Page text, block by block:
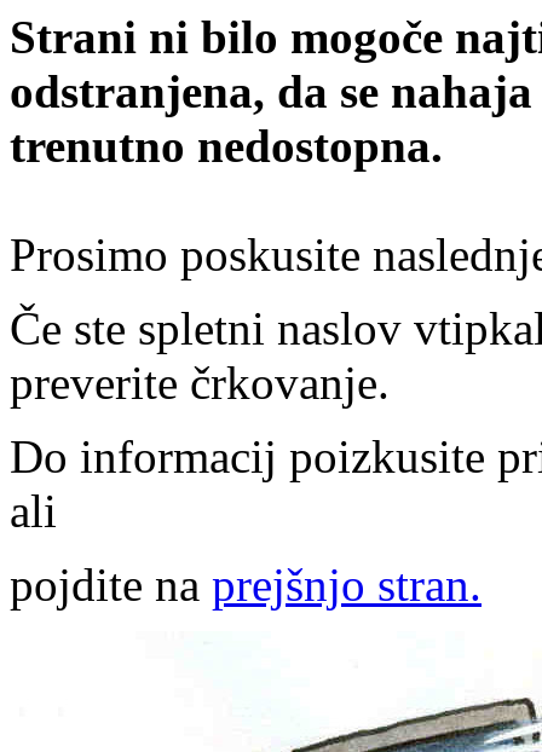
Strani ni bilo mogoče
odstranjena, da se
trenutno nedostopna.
Prosimo poskusite
Če ste spletni naslov
preverite črkovanje.
Do informacij poizkusite
ali
pojdite na prejšnjo stran.